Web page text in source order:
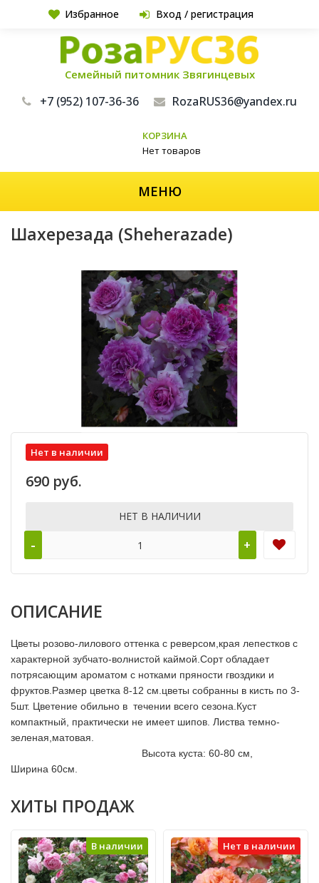
Избранное Вход / регистрация
Семейный питомник Звягинцевых
+7 (952) 107-36-36 RozaRUS36@yandex.ru
КОРЗИНА
Нет товаров
МЕНЮ
Шахерезада (Sheherazade)
Нет в наличии
690 руб.
НЕТ В НАЛИЧИИ
- +
ОПИСАНИЕ
Цветы розово-лилового оттенка с реверсом,края лепестков с
характерной зубчато-волнистой каймой.Сорт обладает
потрясающим ароматом с нотками пряности гвоздики и
фруктов.Размер цветка 8-12 см.цветы собранны в кисть по 3-
5шт. Цветение обильно в  течении всего сезона.Куст
компактный, практически не имеет шипов. Листва темно-
зеленая,матовая.
Высота куста: 60-80 см,
Ширина 60см.
ХИТЫ ПРОДАЖ
В наличии Нет в наличии